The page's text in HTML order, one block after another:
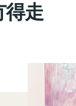
得走